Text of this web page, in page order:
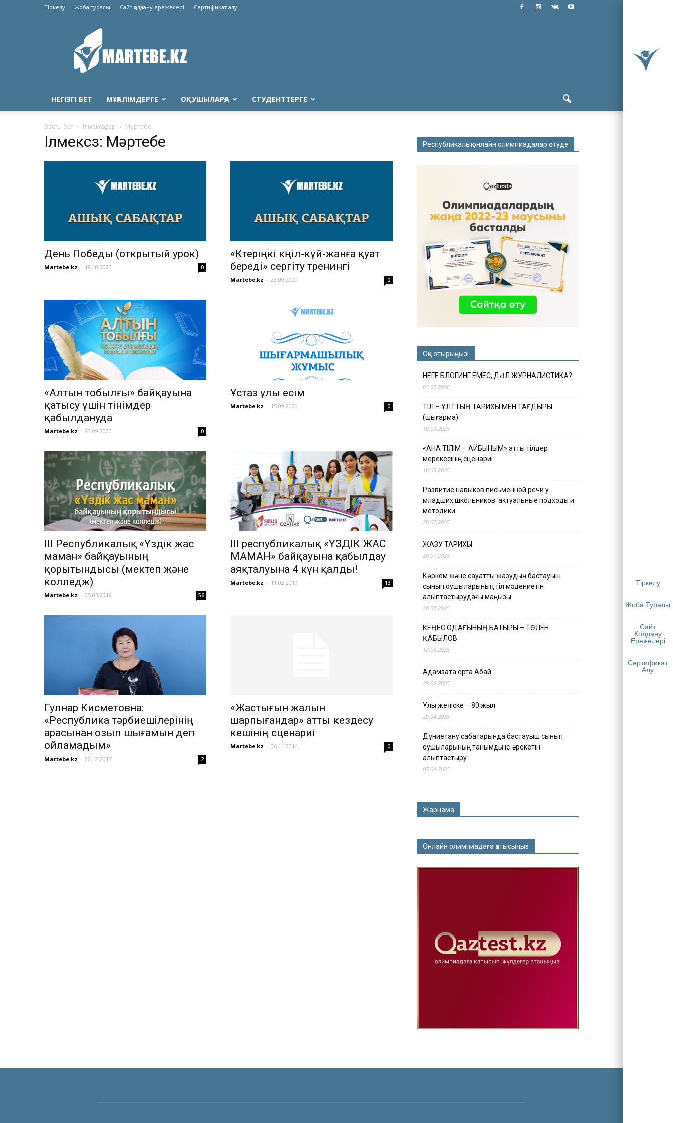
Тіркелу
Жоба Туралы
Сайт
Қолдану
Ережелері
Сертификат
Алу
Тіркелу Жоба туралы Сайт қолдану ережелері Сертификат алу
Martebe.kz
білім
сайты
НЕГІЗГІ БЕТ МҰҒАЛІМДЕРГЕ ОҚУШЫЛАРҒА СТУДЕНТТЕРГЕ
Басты бет Ілмексөздер Мәртебе
Ілмексөз: Мәртебе
День Победы (открытый урок)
Martebe.kz - 19.10.2020 0
«Көтеріңкі көңіл-күй-жанға қуат
береді» сергіту тренингі
Martebe.kz - 23.09.2020 0
«Алтын тобылғы» байқауына
қатысу үшін өтінімдер
қабылдануда
Martebe.kz - 23.09.2020 0
Ұстаз ұлы есім
Martebe.kz - 15.09.2020 0
ІІІ Республикалық «Үздік жас
маман» байқауының
қорытындысы (мектеп және
колледж)
Martebe.kz - 05.03.2019 56
ІII республикалық «ҮЗДІК ЖАС
МАМАН» байқауына қабылдау
аяқталуына 4 күн қалды!
Martebe.kz - 11.02.2019 13
Гулнар Кисметовна:
«Республика тәрбиешілерінің
арасынан озып шығамын деп
ойламадым»
Martebe.kz - 22.12.2017 2
«Жастығын жалын
шарпығандар» атты кездесу
кешінің сценариі
Martebe.kz - 06.11.2014 0
Республикалық онлайн олимпиадалар өтуде
Оқи отырыңыз!
НЕГЕ БЛОГИНГ ЕМЕС, ДӘЛ ЖУРНАЛИСТИКА?
05.07.2026
ТІЛ – ҰЛТТЫҢ ТАРИХЫ МЕН ТАҒДЫРЫ
(шығарма)
10.09.2025
«АНА ТІЛІМ – АЙБЫНЫМ» атты тілдер
мерекесінің сценариі
10.09.2025
Развитие навыков письменной речи у
младших школьников: актуальные подходы и
методики
20.07.2025
ЖАЗУ ТАРИХЫ
20.07.2025
Көркем және сауатты жазудың бастауыш
сынып оқушыларының тіл мәдениетін
қалыптастырудағы маңызы
20.07.2025
КЕҢЕС ОДАҒЫНЫҢ БАТЫРЫ – ТӨЛЕН
ҚАБЫЛОВ
18.05.2025
Адамзатқа ортақ Абай
29.04.2025
Ұлы жеңіске – 80 жыл
29.04.2025
Дүниетану сабақтарында бастауыш сынып
оқушыларының танымдық іс-әрекетін
қалыптастыру
07.04.2025
Жарнама
Онлайн олимпиадаға қатысыңыз